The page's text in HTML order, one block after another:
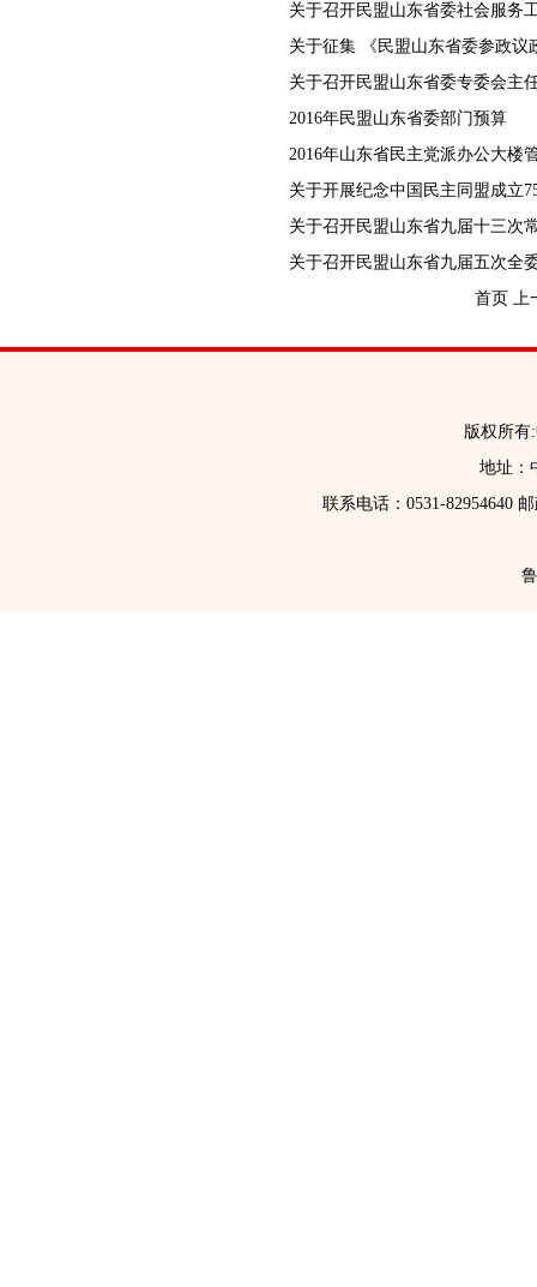
关于召开民盟山东省委社会服务
关于征集 《民盟山东省委参政议
关于召开民盟山东省委专委会主
2016年民盟山东省委部门预算
2016年山东省民主党派办公大楼
关于开展纪念中国民主同盟成立
关于召开民盟山东省九届十三次
关于召开民盟山东省九届五次全
首页 上
版权所有
地址：
联系电话：0531-82954640